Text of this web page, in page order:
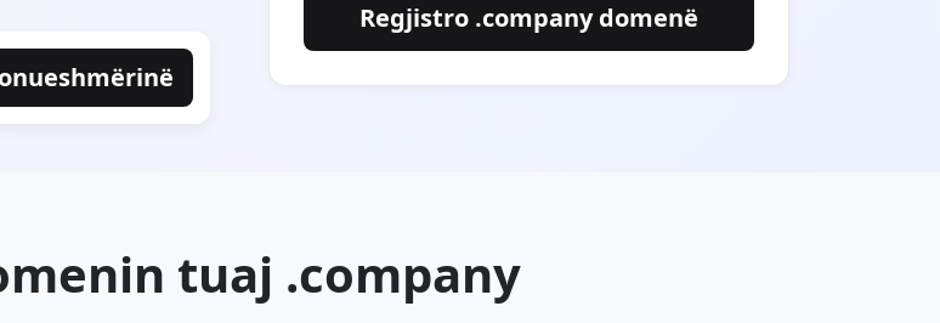
Regjistro .company domenë
tuaj .company